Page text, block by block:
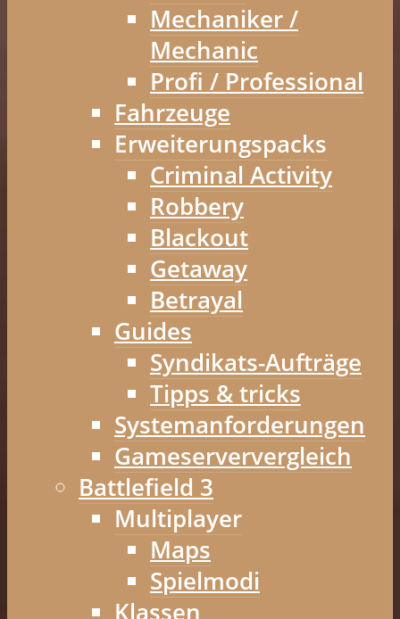
Mechaniker /
Mechanic
Profi / Professional
Fahrzeuge
Erweiterungspacks
Criminal Activity
Robbery
Blackout
Getaway
Betrayal
Guides
Syndikats-Aufträge
Tipps & tricks
Systemanforderungen
Gameserververgleich
Battlefield 3
Multiplayer
Maps
Spielmodi
Klassen